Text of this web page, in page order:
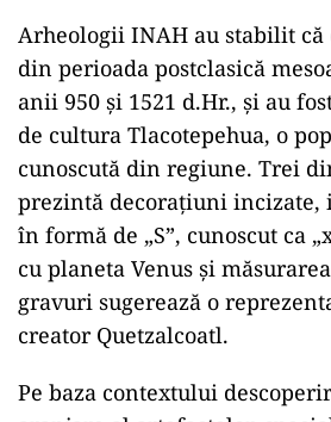
Arheologii INAH au stabilit că
din perioada postclasică
anii 950 și 1521 d.Hr., și au
de cultura Tlacotepehua, o
cunoscută din regiune. Trei
prezintă decorațiuni
în formă de „S”, cunoscut ca
cu planeta Venus și
gravuri sugerează o
creator Quetzalcoatl.
Pe baza contextului